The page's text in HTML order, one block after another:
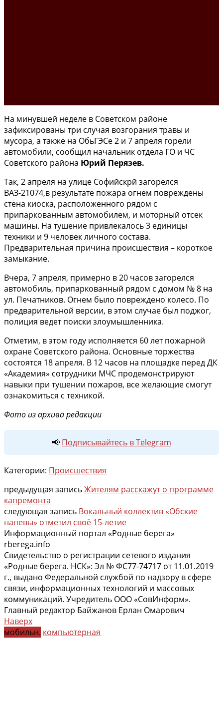
На минувшей неделе в Советском районе
зафиксированы три случая возгорания травы и
мусора, а также на ОбьГЭСе 2 и 7 апреля горели
автомобили, сообщил начальник отдела ГО и ЧС
Советского района Юрий Перязев.
Так, 2 апреля на улице Софийскрй загорелся
ВАЗ-21074,в результате пожара огнем повреждены
стена киоска, расположенного рядом с
припаркованным автомобилем, и моторный отсек
машины. На тушение привлекалось 3 единицы
техники и 9 человек личного состава.
Предварительная причина происшествия – короткое
замыкание.
Вчера, 7 апреля, примерно в 20 часов загорелся
автомобиль, припаркованный рядом с домом № 8 на
ул. Печатников. Огнем было повреждено колесо. По
предварительной версии, в этом случае был поджог,
полиция ведет поиски злоумышленника.
Отметим, в этом году исполняется 60 лет пожарной
охране Советского района. Основные торжества
состоятся 18 апреля. В 12 часов на площадке перед ДК
«Академия» сотрудники МЧС продемонстрируют
навыки при тушении пожаров, все желающие смогут
ознакомиться с техникой.
Фото из архива редакции
📢 Подписывайтесь в Telegram
Категории: Происшествия
предыдущая записьЖителям расскажут о программе
капремонта
следующая запись Вокальный коллектив «Обские
напевы» отметил своё 15-летие
Информационный портал «Родные берега»
rberega.info
Свидетельство о регистрации сетевого издания
«Родные берега. НСК»: Эл № ФС77-74717 от 11.01.2019
г., выдано Федеральной службой по надзору в сфере
связи, информационных технологий и массовых
коммуникаций. Учредитель ООО «СовИнформ».
Главный редактор Байжанов Ерлан Омарович
Наверх
мобильн. компьютерная